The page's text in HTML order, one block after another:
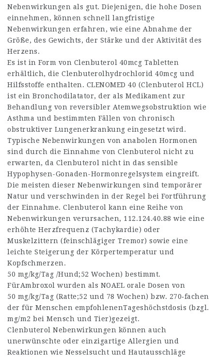
Nebenwirkungen als gut. Diejenigen, die hohe Dosen
einnehmen, können schnell langfristige
Nebenwirkungen erfahren, wie eine Abnahme der
Größe, des Gewichts, der Stärke und der Aktivität des
Herzens.
Es ist in Form von Clenbuterol 40mcg Tabletten
erhältlich, die Clenbuterolhydrochlorid 40mcg und
Hilfsstoffe enthalten. CLENOMED 40 (Clenbuterol HCL)
ist ein Bronchodilatator, der als Medikament zur
Behandlung von reversibler Atemwegsobstruktion wie
Asthma und bestimmten Fällen von chronisch
obstruktiver Lungenerkrankung eingesetzt wird.
Typische Nebenwirkungen von anabolen Hormonen
sind durch die Einnahme von Clenbuterol nicht zu
erwarten, da Clenbuterol nicht in das sensible
Hypophysen-Gonaden-Hormonregelsystem eingreift.
Die meisten dieser Nebenwirkungen sind temporärer
Natur und verschwinden in der Regel bei Fortführung
der Einnahme. Clenbuterol kann eine Reihe von
Nebenwirkungen verursachen, 112.124.40.88 wie eine
erhöhte Herzfrequenz (Tachykardie) oder
Muskelzittern (feinschlägiger Tremor) sowie eine
leichte Steigerung der Körpertemperatur und
Kopfschmerzen.
50 mg/kg/Tag /Hund;52 Wochen) bestimmt.
FürAmbroxol wurden als NOAEL orale Dosen von
50 mg/kg/Tag (Ratte;52 und 78 Wochen) bzw. 270‑fachen
der für Menschen empfohlenenTageshöchstdosis (bzgl.
mg/m2 bei Mensch und Tier)gezeigt.
Clenbuterol Nebenwirkungen können auch
unerwünschte oder einzigartige Allergien und
Reaktionen wie Nesselsucht und Hautausschläge